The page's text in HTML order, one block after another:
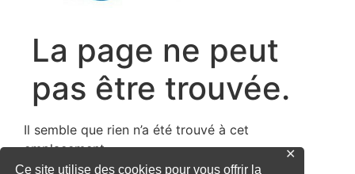
Ce site utilise des cookies pour vous offrir la
✕